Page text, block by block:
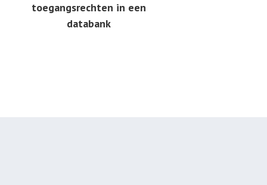
toegangsrechten in een
databank